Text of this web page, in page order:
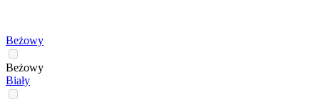
Beżowy
Beżowy
Biały